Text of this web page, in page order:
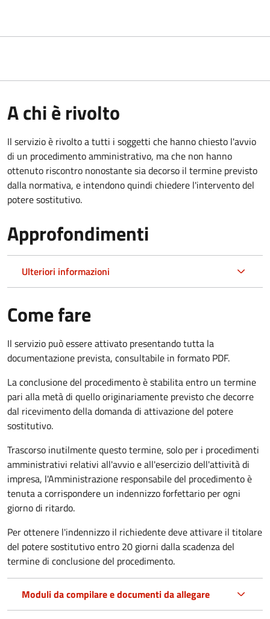
A chi è rivolto
Il servizio è rivolto a tutti i soggetti che hanno chiesto l'avvio
di un procedimento amministrativo, ma che non hanno
ottenuto riscontro nonostante sia decorso il termine previsto
dalla normativa, e intendono quindi chiedere l'intervento del
potere sostitutivo.
Approfondimenti
Ulteriori informazioni
Come fare
Il servizio può essere attivato presentando tutta la
documentazione prevista, consultabile in formato PDF.
La conclusione del procedimento è stabilita entro un termine
pari alla metà di quello originariamente previsto che decorre
dal ricevimento della domanda di attivazione del potere
sostitutivo.
Trascorso inutilmente questo termine, solo per i procedimenti
amministrativi relativi all'avvio e all'esercizio dell'attività di
impresa, l'Amministrazione responsabile del procedimento è
tenuta a corrispondere un indennizzo forfettario per ogni
giorno di ritardo.
Per ottenere l'indennizzo il richiedente deve attivare il titolare
del potere sostitutivo entro 20 giorni dalla scadenza del
termine di conclusione del procedimento.
Moduli da compilare e documenti da allegare